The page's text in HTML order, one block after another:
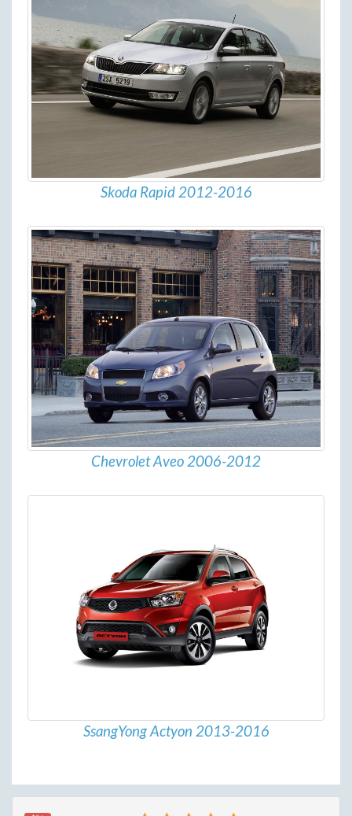
Skoda Rapid 2012-2016
Chevrolet Aveo 2006-2012
SsangYong Actyon 2013-2016